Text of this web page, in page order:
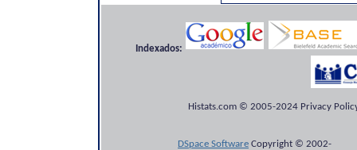
Indexados:
Histats.com © 2005-2024 Privacy
DSpace Software Copyright © 2002-